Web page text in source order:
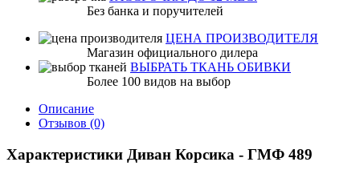
Без банка и поручителей
ЦЕНА ПРОИЗВОДИТЕЛЯ
Магазин официального дилера
ВЫБРАТЬ ТКАНЬ ОБИВКИ
Более 100 видов на выбор
Описание
Отзывов (0)
Характеристики Диван Корсика - ГМФ 489